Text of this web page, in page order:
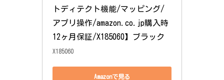
トディテクト機能/マッピング/
アプリ操作/amazon.co.jp購入時
12ヶ月保証/X185060】ブラック
X185060
Amazonで見る